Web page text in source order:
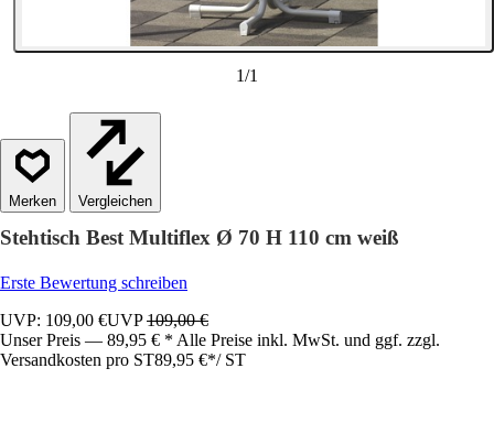
1/1
Vergleichen
Stehtisch Best Multiflex Ø 70 H 110 cm weiß
Erste Bewertung schreiben
UVP: 109,00 €UVP109,00 €
Unser Preis — 89,95 € * Alle Preise inkl. MwSt. und ggf. zzgl.
Versandkosten pro ST89,95 €*/ ST